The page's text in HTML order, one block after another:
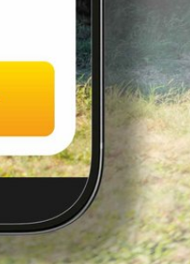
Landratsamt
Themen